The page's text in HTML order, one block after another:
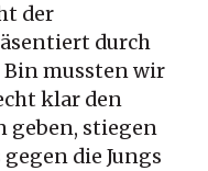
der
durch
Bin mussten wir
klar den
geben, stiegen
die Jungs